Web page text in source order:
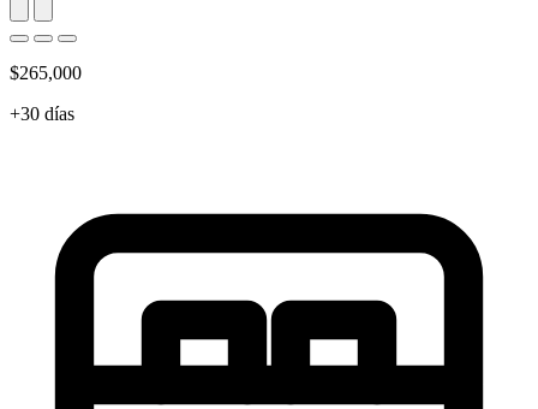
$265,000
+30 días